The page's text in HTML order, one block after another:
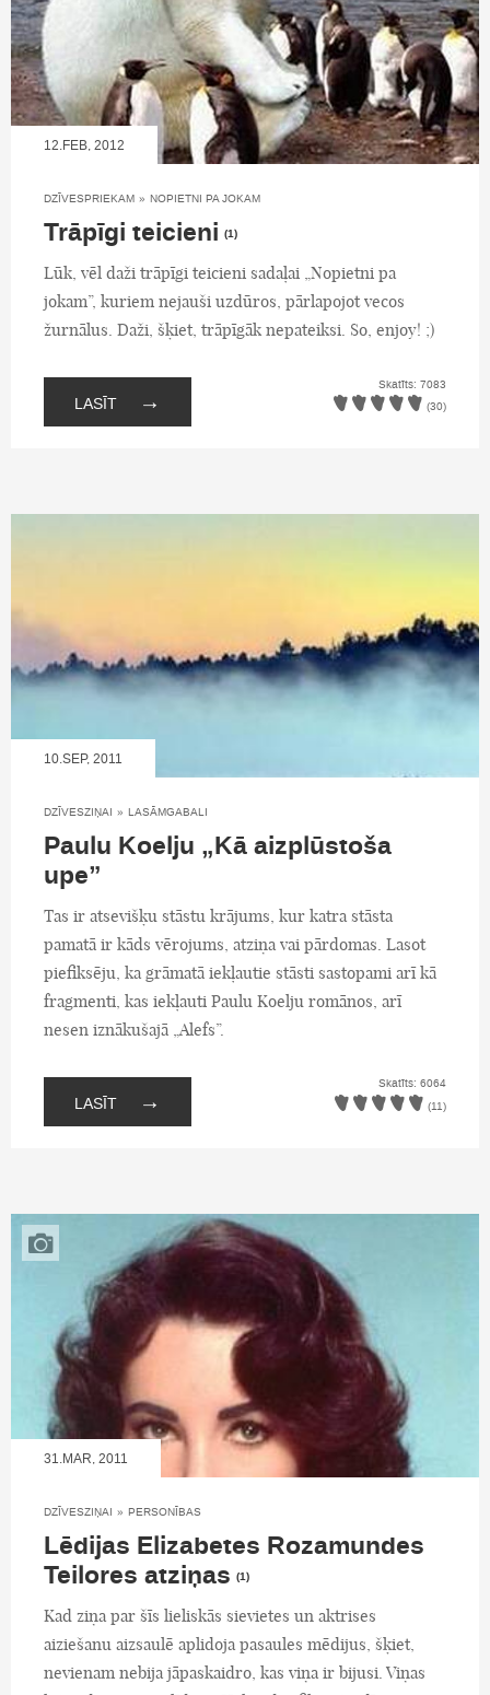
12.FEB, 2012
DZĪVESPRIEKAM » NOPIETNI PA JOKAM
Trāpīgi teicieni (1)
Lūk, vēl daži trāpīgi teicieni sadaļai „Nopietni pa
jokam”, kuriem nejauši uzdūros, pārlapojot vecos
žurnālus. Daži, šķiet, trāpīgāk nepateiksi. So, enjoy! ;)
LASĪT →
Skatīts: 7083
(30)
10.SEP, 2011
DZĪVESZIŅAI » LASĀMGABALI
Paulu Koelju „Kā aizplūstoša
upe”
Tas ir atsevišķu stāstu krājums, kur katra stāsta
pamatā ir kāds vērojums, atziņa vai pārdomas. Lasot
piefiksēju, ka grāmatā iekļautie stāsti sastopami arī kā
fragmenti, kas iekļauti Paulu Koelju romānos, arī
nesen iznākušajā „Alefs”.
LASĪT →
Skatīts: 6064
(11)
31.MAR, 2011
DZĪVESZIŅAI » PERSONĪBAS
Lēdijas Elizabetes Rozamundes
Teilores atziņas (1)
Kad ziņa par šīs lieliskās sievietes un aktrises
aiziešanu aizsaulē aplidoja pasaules mēdijus, šķiet,
nevienam nebija jāpaskaidro, kas viņa ir bijusi. Viņas